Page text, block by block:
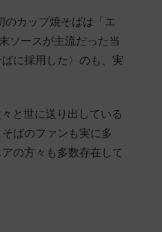
のカップ焼そばは「エ
ソースが主流だった当
に採用した〉のも、実
と世に送り出している
ばのファンも実に多
の方々も多数存在して